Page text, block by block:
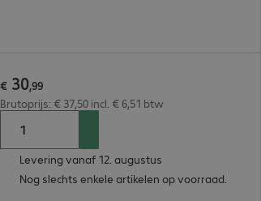
€ 30,99
Brutoprijs: € 37,50 incl. € 6,51 btw
Levering vanaf 12. augustus
Nog slechts enkele artikelen op voorraad.